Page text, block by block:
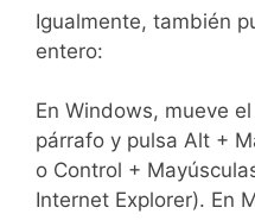
Igualmente, también
entero:
En Windows, mueve
párrafo y pulsa Alt +
o Control +
Internet Explorer). En